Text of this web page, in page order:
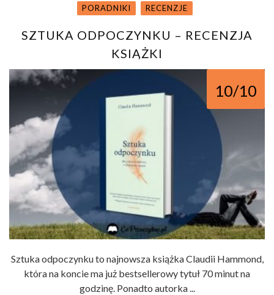
PORADNIKI RECENZJE
SZTUKA ODPOCZYNKU – RECENZJA
KSIĄŻKI
10/10
Sztuka odpoczynku to najnowsza książka Claudii Hammond,
która na koncie ma już bestsellerowy tytuł 70 minut na
godzinę. Ponadto autorka ...